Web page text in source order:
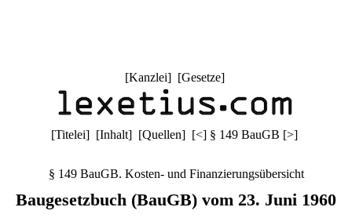
[Kanzlei] [Gesetze]
[Titelei] [Inhalt] [Quellen] [<] § 149 BauGB [>]
§ 149 BauGB. Kosten- und Finanzierungsübersicht
Baugesetzbuch (BauGB) vom 23. Juni 1960